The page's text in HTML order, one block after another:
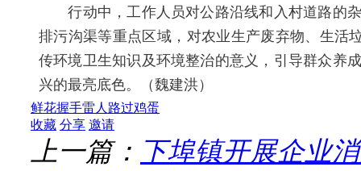
行动中，工作人员对公路沿线和入村道路的
排污沟渠等重点区域，对农业生产废弃物、生活
传环境卫生知识及环境整治的意义，引导群众养
兴的最亮底色。（魏建洪）
鲜花握手雷人 路过鸡蛋
收藏 分享 邀请
上一篇： 下埠镇开展企业